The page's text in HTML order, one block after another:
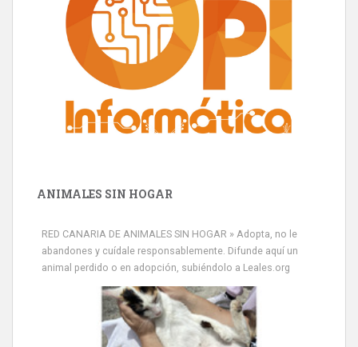
ANIMALES SIN HOGAR
RED CANARIA DE ANIMALES SIN HOGAR » Adopta, no le
abandones y cuídale responsablemente. Difunde aquí un
animal perdido o en adopción, subiéndolo a Leales.org